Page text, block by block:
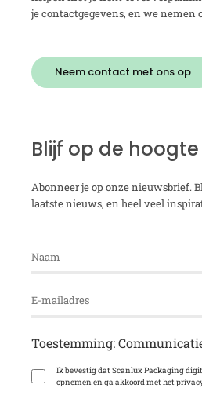
je contactgegevens, en we nemen
Neem contact met ons op
Blijf op de hoogte
Abonneer je op onze nieuwsbrief.
laatste nieuws, en heel veel
Toestemming:
Ik bevestig dat Scanlux Packaging
opnemen en ga akkoord met het